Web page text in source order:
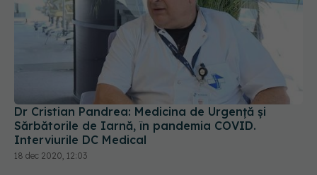
Dr Cristian Pandrea: Medicina de Urgență și
Sărbătorile de Iarnă, în pandemia COVID.
Interviurile DC Medical
18 dec 2020, 12:03